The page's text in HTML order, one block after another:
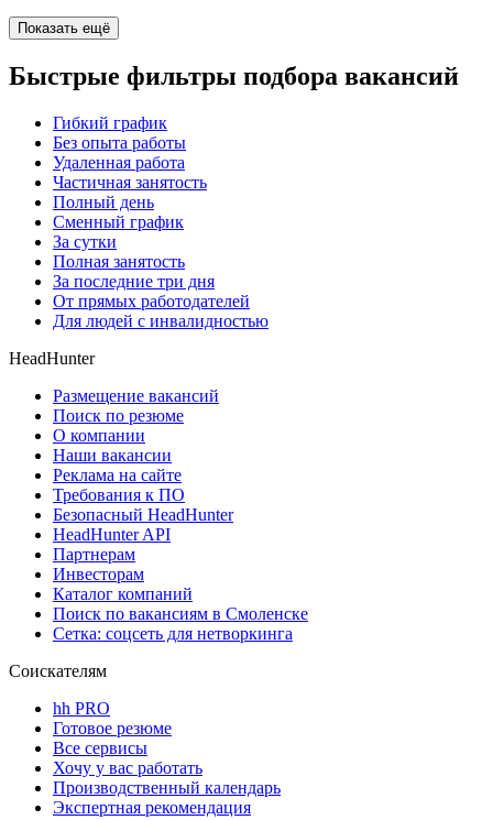
Показать ещё
Быстрые фильтры подбора вакансий
Гибкий график
Без опыта работы
Удаленная работа
Частичная занятость
Полный день
Сменный график
За сутки
Полная занятость
За последние три дня
От прямых работодателей
Для людей с инвалидностью
HeadHunter
Размещение вакансий
Поиск по резюме
О компании
Наши вакансии
Реклама на сайте
Требования к ПО
Безопасный HeadHunter
HeadHunter API
Партнерам
Инвесторам
Каталог компаний
Поиск по вакансиям в Смоленске
Сетка: соцсеть для нетворкинга
Соискателям
hh PRO
Готовое резюме
Все сервисы
Хочу у вас работать
Производственный календарь
Экспертная рекомендация